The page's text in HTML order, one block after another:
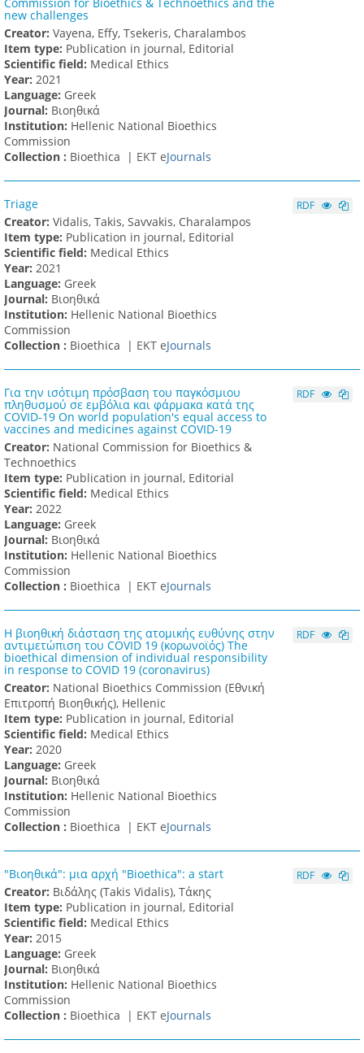
new challenges
Creator: Vayena, Effy, Tsekeris, Charalambos
Item type: Publication in journal, Editorial
Scientific field: Medical Ethics
Υear: 2021
Language: Greek
Journal: Βιοηθικά
Institution: Hellenic National Bioethics
Commission
Collection : Bioethica | ΕΚΤ eJournals
Triage
Creator: Vidalis, Takis, Savvakis, Charalampos
Item type: Publication in journal, Editorial
Scientific field: Medical Ethics
Υear: 2021
Language: Greek
Journal: Βιοηθικά
Institution: Hellenic National Bioethics
Commission
Collection : Bioethica | ΕΚΤ eJournals
RDF
Για την ισότιμη πρόσβαση του παγκόσμιου
πληθυσμού σε εμβόλια και φάρμακα κατά της
COVID-19 On world population's equal access to
vaccines and medicines against COVID-19
Creator: National Commission for Bioethics &
Technoethics
Item type: Publication in journal, Editorial
Scientific field: Medical Ethics
Υear: 2022
Language: Greek
Journal: Βιοηθικά
Institution: Hellenic National Bioethics
Commission
Collection : Bioethica | ΕΚΤ eJournals
RDF
Η βιοηθική διάσταση της ατομικής ευθύνης στην
αντιμετώπιση του COVID 19 (κορωνοϊός) The
bioethical dimension of individual responsibility
in response to COVID 19 (coronavirus)
Creator: National Bioethics Commission (Εθνική
Επιτροπή Βιοηθικής), Hellenic
Item type: Publication in journal, Editorial
Scientific field: Medical Ethics
Υear: 2020
Language: Greek
Journal: Βιοηθικά
Institution: Hellenic National Bioethics
Commission
Collection : Bioethica | ΕΚΤ eJournals
RDF
"Βιοηθικά": μια αρχή "Bioethica": a start
Creator: Βιδάλης (Takis Vidalis), Τάκης
Item type: Publication in journal, Editorial
Scientific field: Medical Ethics
Υear: 2015
Language: Greek
Journal: Βιοηθικά
Institution: Hellenic National Bioethics
Commission
Collection : Bioethica | ΕΚΤ eJournals
RDF